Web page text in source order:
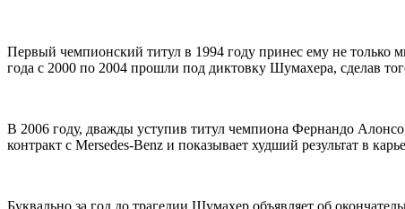
Первый чемпионский титул в 1994 году принес ему не только
года с 2000 по 2004 прошли под диктовку Шумахера, сделав
В 2006 году, дважды уступив титул чемпиона Фернандо
контракт с Mersedes-Benz и показывает худший результат в
Буквально за год до трагедии Шумахер объявляет об